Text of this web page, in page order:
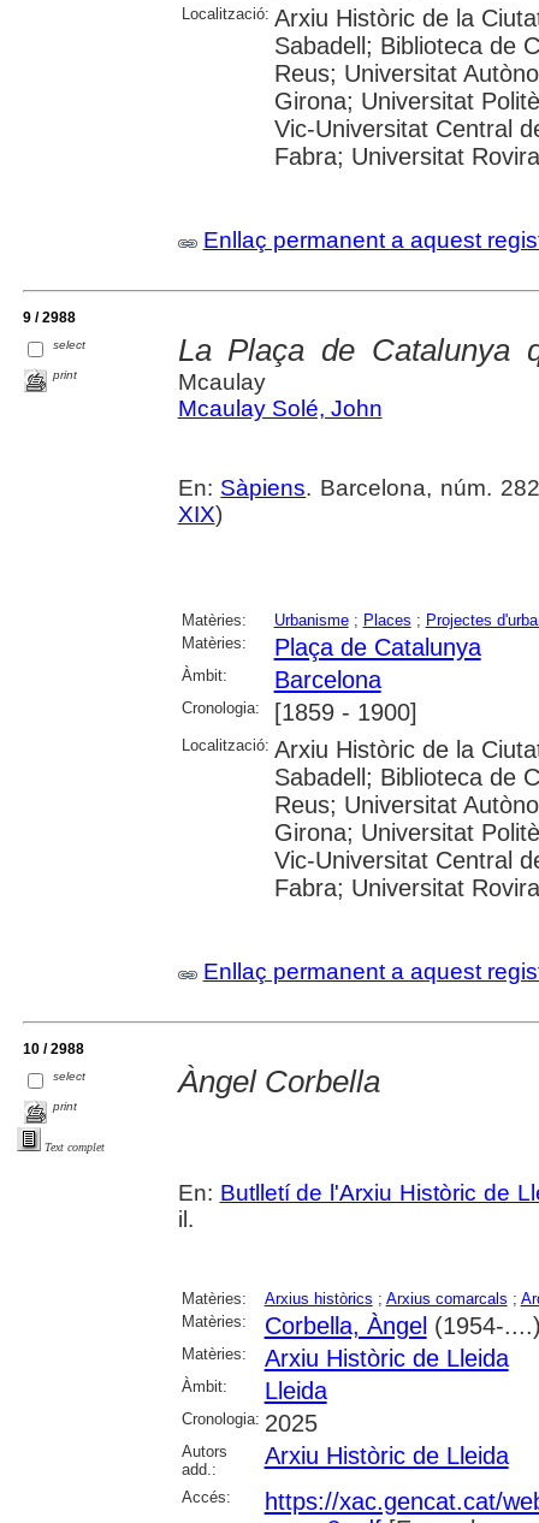
Localització: Arxiu Històric de la
Sabadell; Biblioteca de
Reus; Universitat
Girona; Universitat
Vic-Universitat Central
Fabra; Universitat
Enllaç permanent a aquest
9 / 2988
select
print
La Plaça de Catalunya
Mcaulay
Mcaulay Solé, John
En: Sàpiens. Barcelona, núm.
XIX)
Matèries: Urbanisme; Places ; Projectes
Matèries:
Plaça de Catalunya
Àmbit: Barcelona
Cronologia: [1859 - 1900]
Localització: Arxiu Històric de la
Sabadell; Biblioteca de
Reus; Universitat
Girona; Universitat
Vic-Universitat Central
Fabra; Universitat
Enllaç permanent a aquest
10 / 2988
select
print
Text complet
Àngel Corbella
En: Butlletí de l'Arxiu Històric de
il.
Matèries: Arxius històrics ; Arxius comarcals ;
Matèries:
Corbella, Àngel (1954-
Matèries: Arxiu Històric de Lleida
Àmbit: Lleida
Cronologia: 2025
Autors
add.:
Arxiu Històric de Lleida
Accés:
https://xac.gencat.cat/